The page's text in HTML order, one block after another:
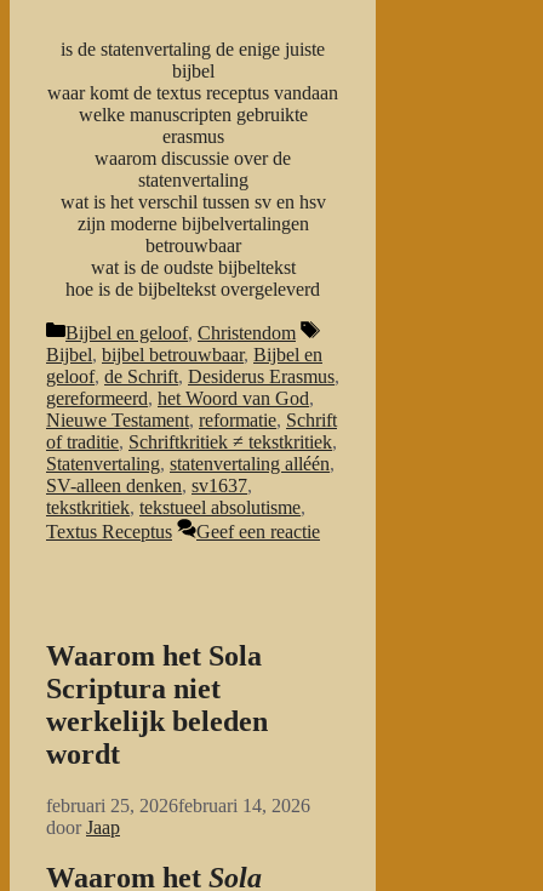
is de statenvertaling de enige juiste
bijbel
waar komt de textus receptus vandaan
welke manuscripten gebruikte
erasmus
waarom discussie over de
statenvertaling
wat is het verschil tussen sv en hsv
zijn moderne bijbelvertalingen
betrouwbaar
wat is de oudste bijbeltekst
hoe is de bijbeltekst overgeleverd
Categorieën
Bijbel en geloof, Christendom
Tags
Bijbel, bijbel betrouwbaar, Bijbel en
geloof, de Schrift, Desiderus Erasmus,
gereformeerd, het Woord van God,
Nieuwe Testament, reformatie, Schrift
of traditie, Schriftkritiek ≠ tekstkritiek,
Statenvertaling, statenvertaling alléén,
SV-alleen denken, sv1637,
tekstkritiek, tekstueel absolutisme,
Textus Receptus
Geef een reactie
Waarom het Sola
Scriptura niet
werkelijk beleden
wordt
februari 25, 2026februari 14, 2026
doorJaap
Waarom het Sola